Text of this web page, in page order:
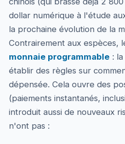
dollar numérique à l'étude
la prochaine évolution de la
Contrairement aux espèces,
monnaie programmable :
établir des règles sur
dépensée. Cela ouvre des
(paiements instantanés,
introduit aussi de nouveaux
n'ont pas :